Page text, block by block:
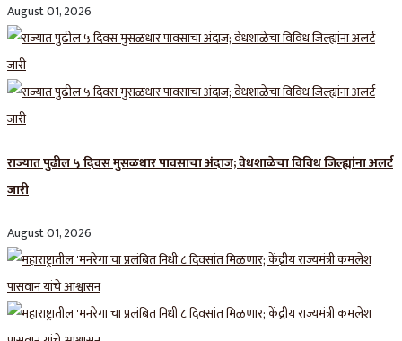
August 01, 2026
राज्यात पुढील ५ दिवस मुसळधार पावसाचा अंदाज; वेधशाळेचा विविध जिल्ह्यांना अलर्ट
जारी
August 01, 2026